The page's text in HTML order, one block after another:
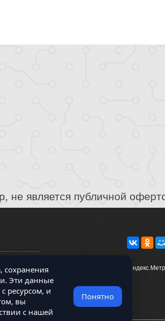
не является публичной
сохранения
Эти данные
ресурсом, и
вы
с нашей
Понятно